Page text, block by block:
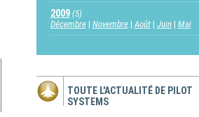
2009(5)
Décembre
Novembre Août Juin Mai
TOUTE L'ACTUALITÉ DE PILOT
SYSTEMS